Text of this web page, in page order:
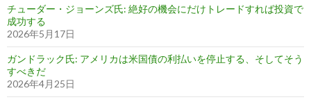
チューダー・ジョーンズ氏: 絶好の機会にだけトレードすれば投資で
成功する
2026年5月17日
ガンドラック氏: アメリカは米国債の利払いを停止する、そしてそう
すべきだ
2026年4月25日